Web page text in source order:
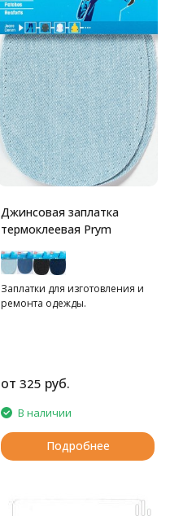
Джинсовая заплатка
термоклеевая Prym
Заплатки для изготовления и
ремонта одежды.
от 325 руб.
В наличии
Подробнее